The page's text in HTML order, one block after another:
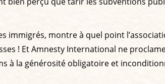
immigrés, montre à quel point
! Et Amnesty International ne
à la générosité obligatoire et